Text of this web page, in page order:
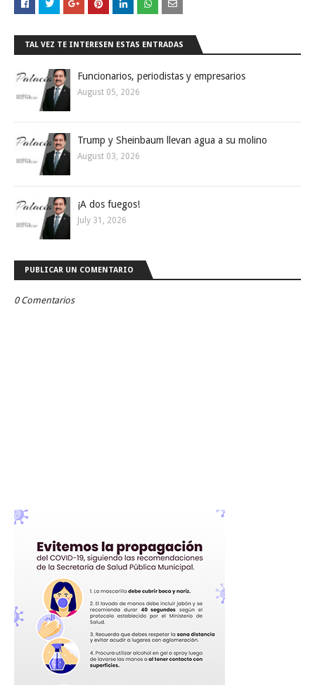
TAL VEZ TE INTERESEN ESTAS ENTRADAS
Funcionarios, periodistas y empresarios
August 05, 2026
Trump y Sheinbaum llevan agua a su molino
August 03, 2026
¡A dos fuegos!
July 31, 2026
PUBLICAR UN COMENTARIO
0 Comentarios